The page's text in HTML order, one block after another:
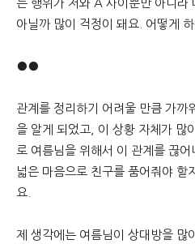
는 행위가 저와 A 사이뿐만 아니라
아닐까 많이 걱정이 돼요. 어떻게
●●
관계를 정리하기 어려울 만큼 가까
을 알게 되었고, 이 상황 자체가 많
로 여름님을 위해서 이 관계를 끊
넓은 마음으로 친구를 품어줘야 할
요.
제 생각에는 여름님이 상대방을 많